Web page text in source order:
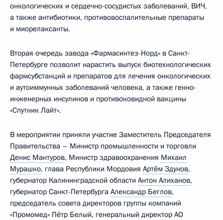
онкологических и сердечно-сосудистых заболеваний, ВИЧ,
а также антибиотики, противовоспалительные препараты
и миорелаксанты.
Вторая очередь завода «Фармасинтез-Норд» в Санкт-
Петербурге позволит нарастить выпуск биотехнологических
фармсубстанций и препаратов для лечения онкологических
и аутоиммунных заболеваний человека, а также генно-
инженерных инсулинов и противоковидной вакцины
«Спутник Лайт».
В мероприятии приняли участие Заместитель Председателя
Правительства – Министр промышленности и торговли
Денис Мантуров, Министр здравоохранения Михаил
Мурашко, глава Республики Мордовия Артём Здунов,
губернатор Калининградской области Антон Алиханов,
губернатор Санкт-Петербурга Александр Беглов,
председатель совета директоров группы компаний
«Промомед» Пётр Белый, генеральный директор АО